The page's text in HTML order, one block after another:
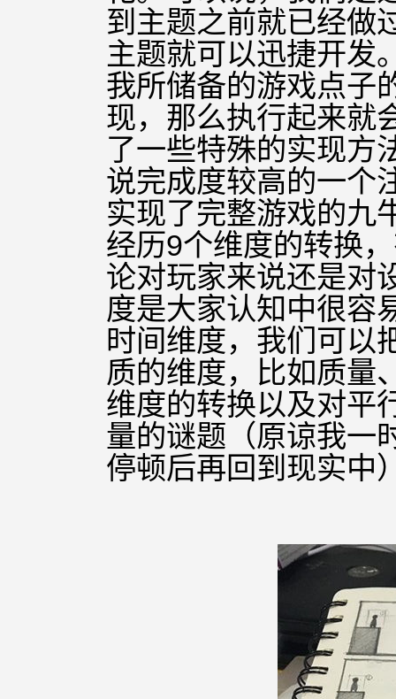
到主题之前就已经做
主题就可以迅捷开发
我所储备的游戏点子
现，那么执行起来就
了一些特殊的实现方
说完成度较高的一个
实现了完整游戏的九
经历9个维度的转换
论对玩家来说还是对
度是大家认知中很容
时间维度，我们可以
质的维度，比如质量
维度的转换以及对平
量的谜题（原谅我一
停顿后再回到现实中